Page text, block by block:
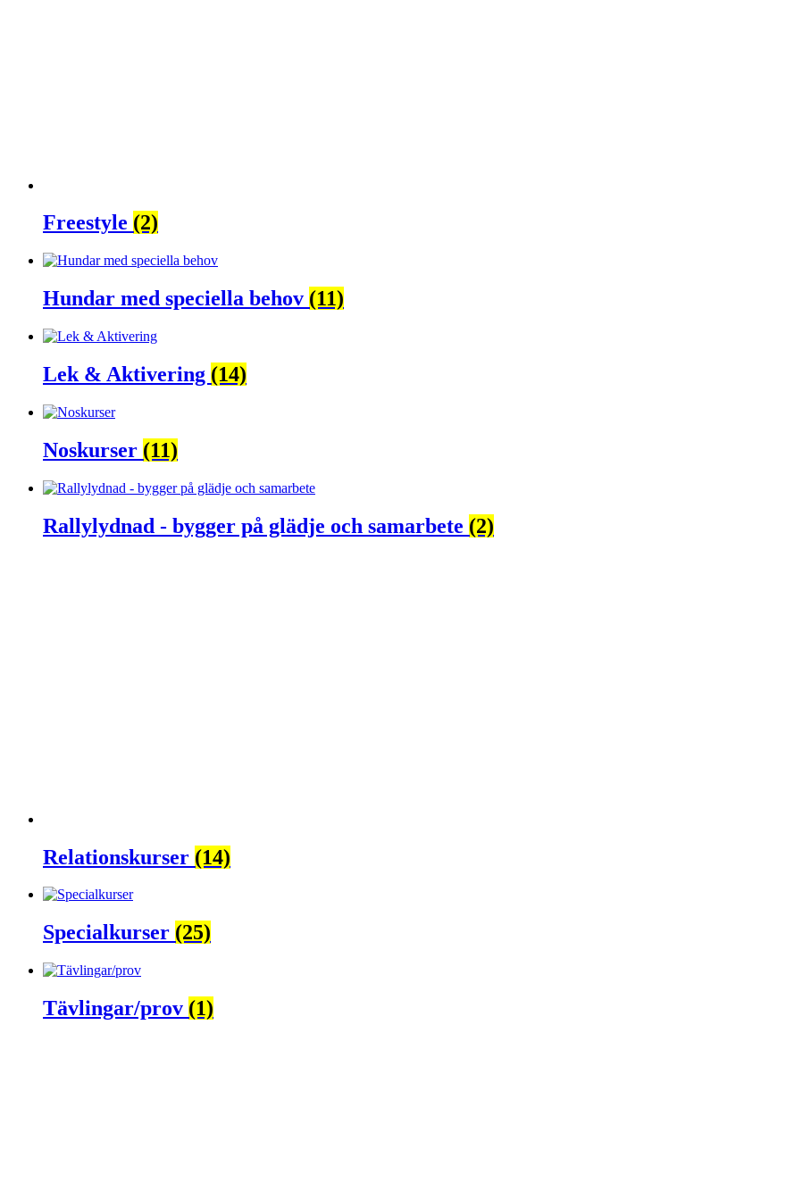
Freestyle (2)
Hundar med speciella behov (11)
Lek & Aktivering (14)
Noskurser (11)
Rallylydnad - bygger på glädje och samarbete (2)
Relationskurser (14)
Specialkurser (25)
Tävlingar/prov (1)